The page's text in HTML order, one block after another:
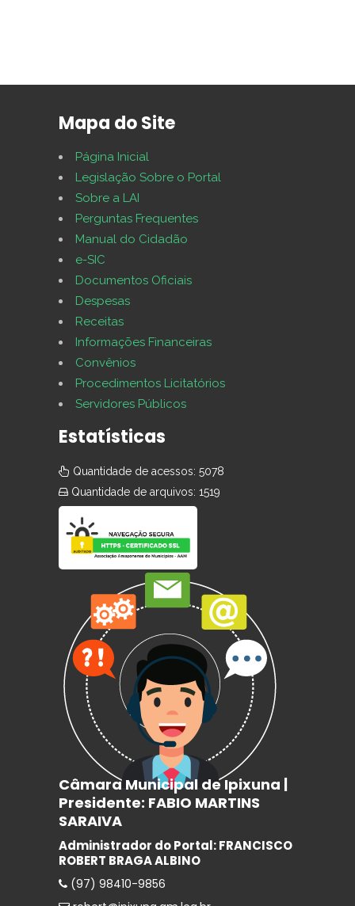
Mapa do Site
Página Inicial
Legislação Sobre o Portal
Sobre a LAI
Perguntas Frequentes
Manual do Cidadão
e-SIC
Documentos Oficiais
Despesas
Receitas
Informações Financeiras
Convênios
Procedimentos Licitatórios
Servidores Públicos
Estatísticas
Quantidade de acessos: 5078
Quantidade de arquivos: 1519
Câmara Municipal de Ipixuna |
Presidente: FABIO MARTINS
SARAIVA
Administrador do Portal: FRANCISCO
ROBERT BRAGA ALBINO
(97) 98410-9856